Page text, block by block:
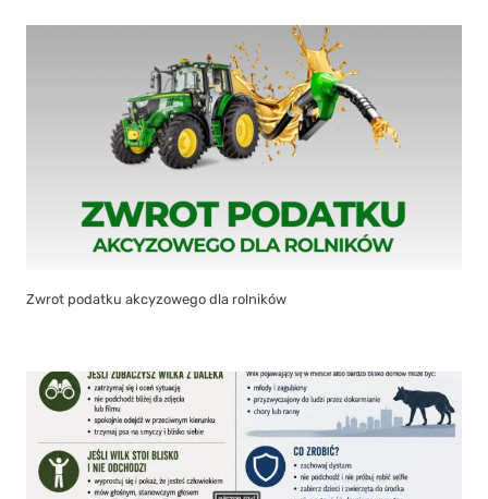
Zwrot podatku akcyzowego dla rolników